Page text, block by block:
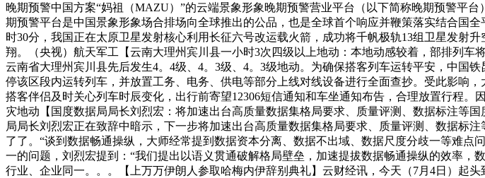
晚期预警中国方案“妈祖（MAZU）”的云端景象形象晚期预警营业平台（以下简称晚期预警平
期预警平台是中国景象形象场合排场向全球推出的公品，也是全球首个响应并鞭策落实结合国
时30分，我国正在太原卫星发射核心利用长征六号改运载火箭，成功将千帆极轨13组卫星发射
翔。（央视）航天军工【云南大理州宾川县一小时3次四级以上地动：本地动感较着，部排列车
云南省大理州宾川县先后发生4。4级、4。3级、4。3级地动。为确保搭客列车运转平安，中国
停该区段内运转列车，并放置工务、电务、供电等部分上线对线设备进行全面查抄。受此影响
搭客伴侣及时关心列车时辰变化，出行前寄望12306短信通知和车坐通知布告，合理放置行程
灾地动【国度数据局局长刘烈宏：将加速出台高质量数据集格局要求、质量评测、数据标注等
局局长刘烈宏正在致辞中暗示，下一步将加速出台高质量数据集格局要求、质量评测、数据标
了了。“谈到数据畅通操纵，大师经常提到数据资本分离、数据不出域、数据尺度分歧一等难点
一的问题，刘烈宏提到：“我们提出以语义贯通破解格局壁垒，加速提拔数据畅通操纵的效率
行业、企业同一。。。【上万万伊朗人参取哈梅内伊辞别典礼】云财经讯，今天（7月4日）起